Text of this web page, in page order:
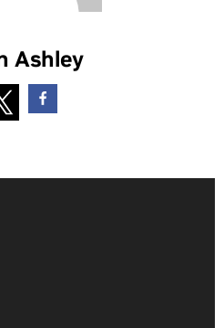
Ashley